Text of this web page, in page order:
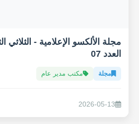
العدد 07
مجلة مكتب مدير عام
2026-05-13